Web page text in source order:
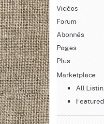
Vidéos
Forum
Abonnés
Pages
Plus
Marketplace
All